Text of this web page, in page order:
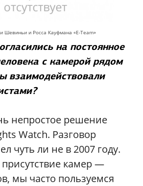
Шевиньи и Росса Кауфмана «E-Team»
на постоянное
с камерой рядом
взаимодействовали
непростое решение
Watch. Разговор
чуть ли не в 2007 году.
присутствие камер —
мы часто пользуемся